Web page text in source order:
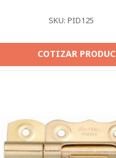
SKU: PID125
COTIZAR